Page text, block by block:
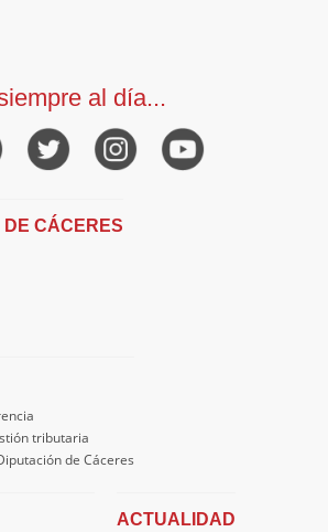
al día...
DE CÁCERES
tributaria
de Cáceres
ACTUALIDAD